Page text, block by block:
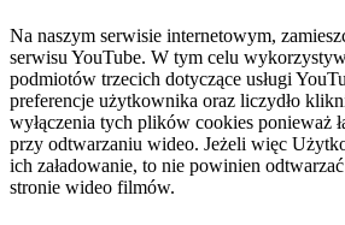
Na naszym serwisie internetowym,
serwisu YouTube. W tym celu
podmiotów trzecich dotyczące usługi
preferencje użytkownika oraz liczydło
wyłączenia tych plików cookies ponieważ
przy odtwarzaniu wideo. Jeżeli więc
ich załadowanie, to nie powinien
stronie wideo filmów.